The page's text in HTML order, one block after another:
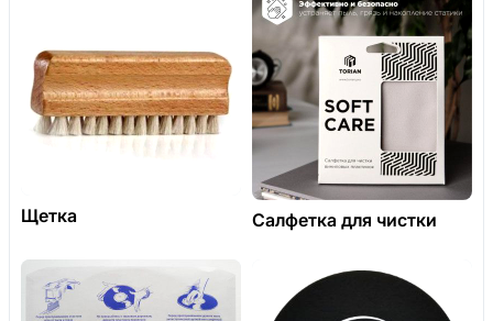
Щетка Салфетка для чистки